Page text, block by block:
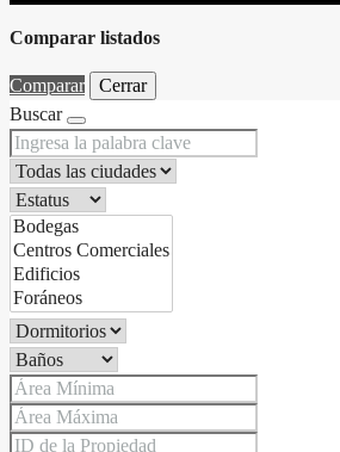
Comparar listados
Comparar
Cerrar
Buscar